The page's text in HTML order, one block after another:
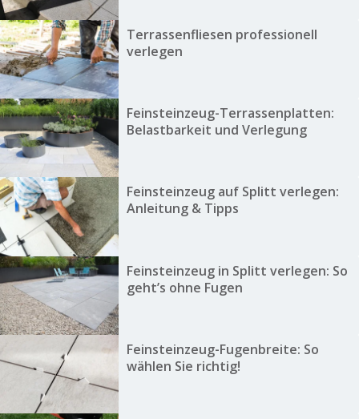
Terrassenfliesen professionell
verlegen
Feinsteinzeug-Terrassenplatten:
Belastbarkeit und Verlegung
Feinsteinzeug auf Splitt verlegen:
Anleitung & Tipps
Feinsteinzeug in Splitt verlegen: So
geht’s ohne Fugen
Feinsteinzeug-Fugenbreite: So
wählen Sie richtig!